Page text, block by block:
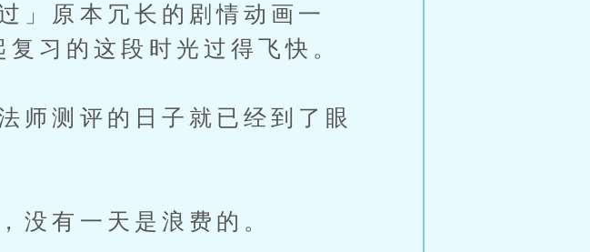
原本冗长的剧情动画一
习的这段时光过得飞快。
测评的日子就已经到了眼
有一天是浪费的。